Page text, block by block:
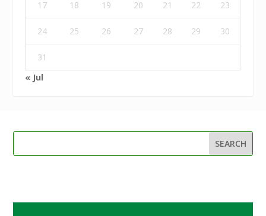
17 18 19 20 21 22 23
24 25 26 27 28 29 30
31
« Jul